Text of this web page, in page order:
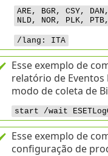
ARE, BGR, CSY,
NLD, NOR, PLK,
/lang: ITA
Esse exemplo de
relatório de Eventos
modo de coleta de
start /wait
Esse exemplo de
configuração de